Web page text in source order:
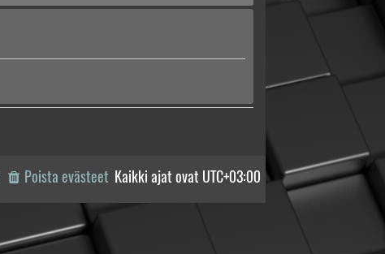
Kaikki ajat ovat UTC+03:00
Poista evästeet